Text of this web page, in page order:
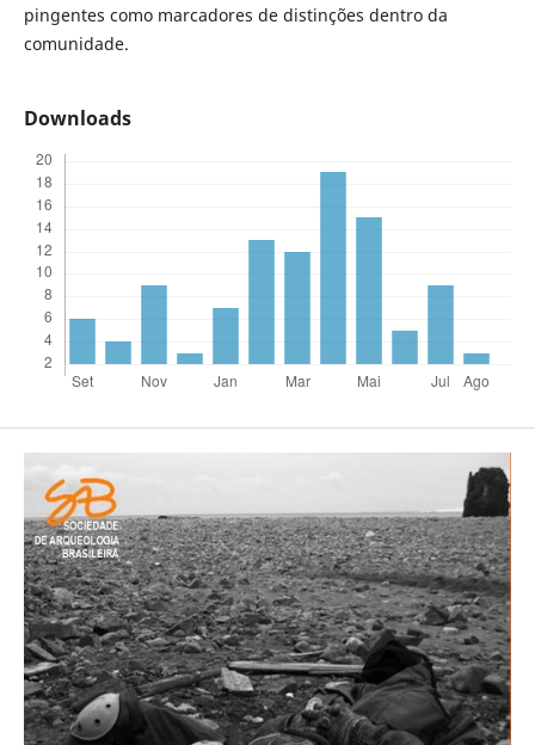
pingentes como marcadores de distinções dentro da
comunidade.
Downloads